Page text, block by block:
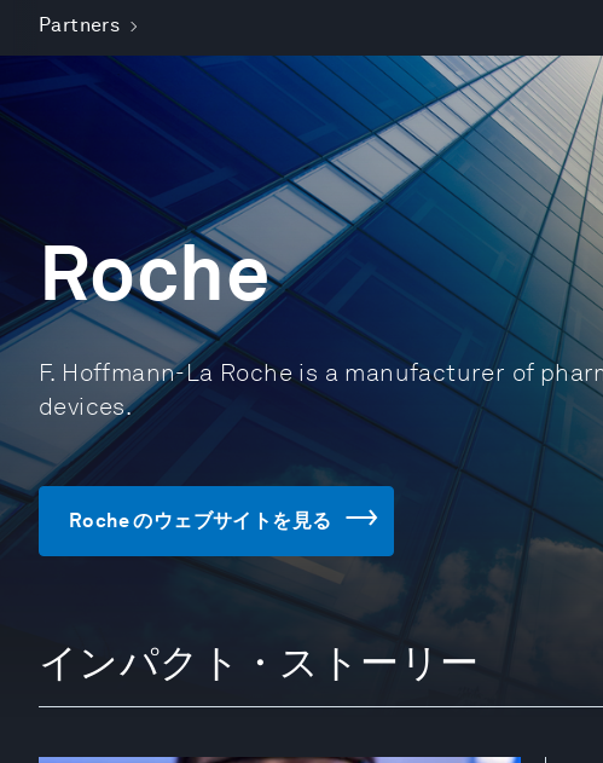
Partners
Roche
F. Hoffmann-La Roche is a manufacturer of
devices.
Roche のウェブサイトを見る
インパクト・ストーリー